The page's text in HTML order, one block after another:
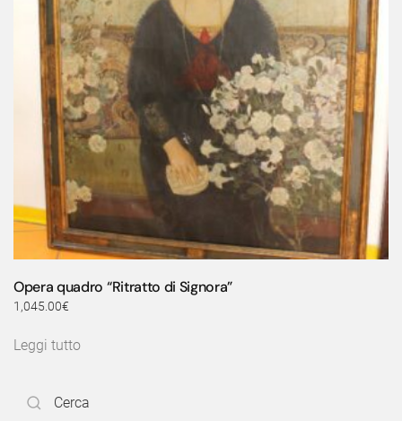
Opera quadro “Ritratto di Signora”
1,045.00€
Leggi tutto